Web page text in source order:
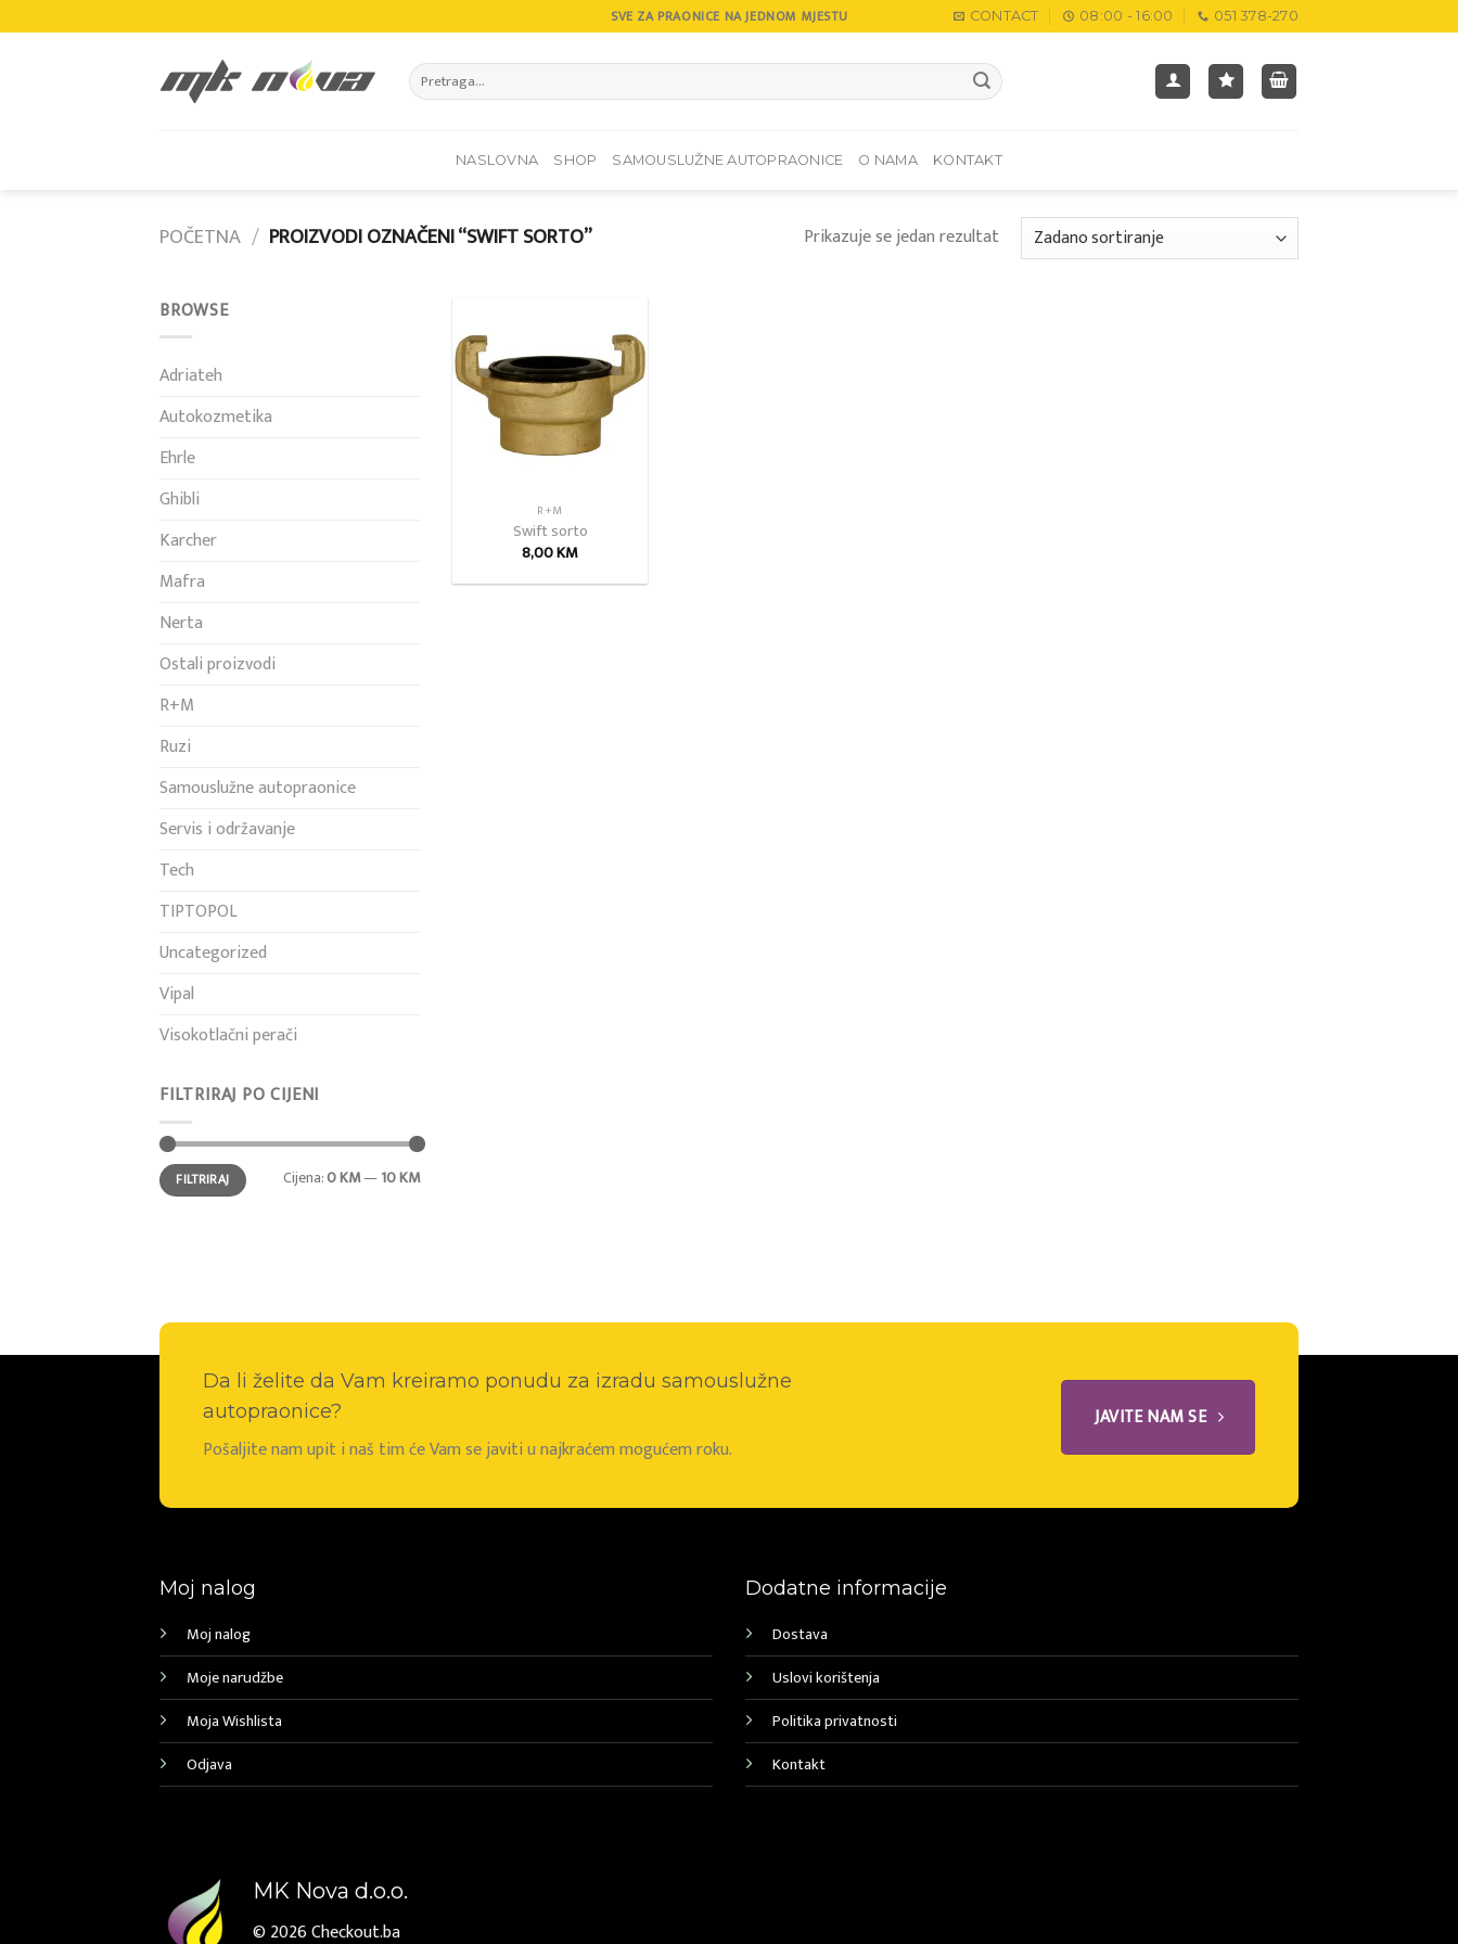
to
SVE ZA PRAONICE NA JEDNOM MJESTU CONTACT 08:00 - 16:00 051 378-270
Pretraži:
NASLOVNA SHOP SAMOUSLUŽNE AUTOPRAONICE O NAMA KONTAKT
POČETNA / PROIZVODI OZNAČENI “SWIFT SORTO” Prikazuje se jedan rezultat
BROWSE
Adriateh
Autokozmetika
Ehrle
Ghibli
Karcher
Mafra
Nerta
Ostali proizvodi
R+M
Ruzi
Samouslužne autopraonice
Servis i održavanje
Tech
TIPTOPOL
Uncategorized
Vipal
Visokotlačni perači
FILTRIRAJ PO CIJENI
Min
cijena
Maks
cijenaFILTRIRAJ Cijena:0 KM—10 KM
Add to
wishlist
R+M
Swift sorto
8,00KM
Da li želite da Vam kreiramo ponudu za izradu samouslužne
autopraonice?
Pošaljite nam upit i naš tim će Vam se javiti u najkraćem mogućem roku.
JAVITE NAM SE
Moj nalog
Moj nalog
Moje narudžbe
Moja Wishlista
Odjava
Dodatne informacije
Dostava
Uslovi korištenja
Politika privatnosti
Kontakt
MK Nova d.o.o.
© 2026Checkout.ba